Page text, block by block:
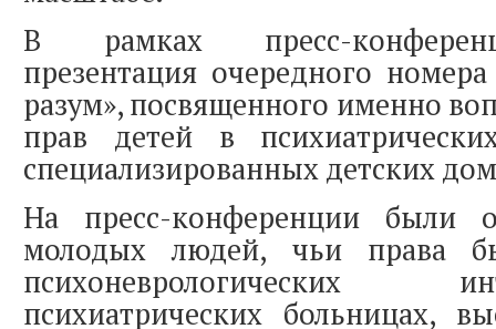
В рамках пресс-
презентация очередного
разум», посвященного именно
прав детей в
специализированных детских
На пресс-конференции были
молодых людей, чьи права
психоневрологических
психиатрических больницах,